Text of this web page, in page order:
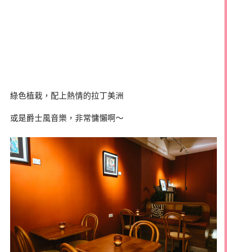
綠色植栽，配上熱情的拉丁美洲
或是爵士風音樂，非常慵懶啊～